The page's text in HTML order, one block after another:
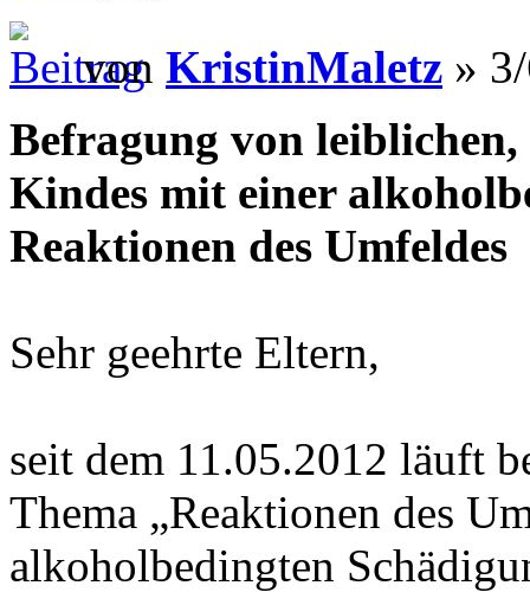
von KristinMaletz »
Befragung von
Kindes mit einer
Reaktionen des Umfeldes
Sehr geehrte Eltern,
seit dem 11.05.2012 läuft
Thema „Reaktionen des
alkoholbedingten